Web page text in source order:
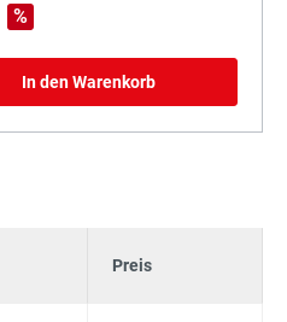
%
In den Warenkorb
Preis